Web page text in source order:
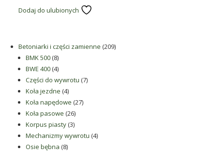
Dodaj do ulubionych
Betoniarki i części zamienne 209209
BMK 500 88
produktów
BWE 400 44
produkty
Części do wywrotu 77
Koła jezdne 44
produkty
Koła napędowe 2727
Koła pasowe 2626
produktów
Korpus piasty 33
produkty
Mechanizmy wywrotu 44
Osie bębna 88